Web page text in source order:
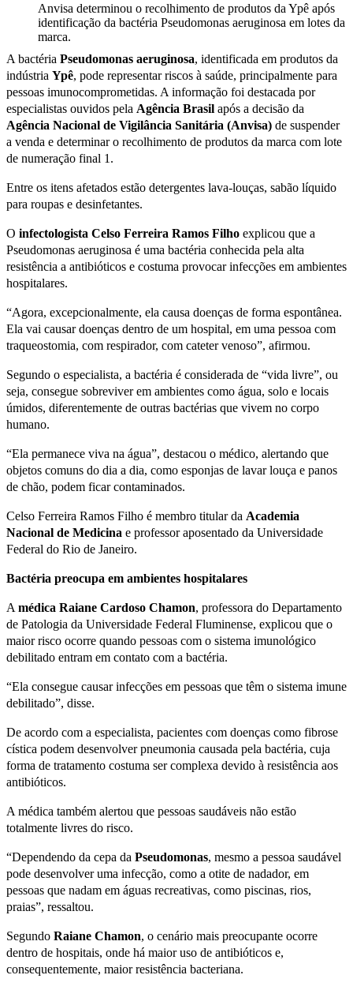
Anvisa determinou o recolhimento de produtos da Ypê após
identificação da bactéria Pseudomonas aeruginosa em lotes da
marca.
A bactéria Pseudomonas aeruginosa, identificada em produtos da
indústria Ypê, pode representar riscos à saúde, principalmente para
pessoas imunocomprometidas. A informação foi destacada por
especialistas ouvidos pela Agência Brasil após a decisão da
Agência Nacional de Vigilância Sanitária (Anvisa) de suspender
a venda e determinar o recolhimento de produtos da marca com lote
de numeração final 1.
Entre os itens afetados estão detergentes lava-louças, sabão líquido
para roupas e desinfetantes.
O infectologista Celso Ferreira Ramos Filho explicou que a
Pseudomonas aeruginosa é uma bactéria conhecida pela alta
resistência a antibióticos e costuma provocar infecções em ambientes
hospitalares.
“Agora, excepcionalmente, ela causa doenças de forma espontânea.
Ela vai causar doenças dentro de um hospital, em uma pessoa com
traqueostomia, com respirador, com cateter venoso”, afirmou.
Segundo o especialista, a bactéria é considerada de “vida livre”, ou
seja, consegue sobreviver em ambientes como água, solo e locais
úmidos, diferentemente de outras bactérias que vivem no corpo
humano.
“Ela permanece viva na água”, destacou o médico, alertando que
objetos comuns do dia a dia, como esponjas de lavar louça e panos
de chão, podem ficar contaminados.
Celso Ferreira Ramos Filho é membro titular da Academia
Nacional de Medicina e professor aposentado da Universidade
Federal do Rio de Janeiro.
Bactéria preocupa em ambientes hospitalares
A médica Raiane Cardoso Chamon, professora do Departamento
de Patologia da Universidade Federal Fluminense, explicou que o
maior risco ocorre quando pessoas com o sistema imunológico
debilitado entram em contato com a bactéria.
“Ela consegue causar infecções em pessoas que têm o sistema imune
debilitado”, disse.
De acordo com a especialista, pacientes com doenças como fibrose
cística podem desenvolver pneumonia causada pela bactéria, cuja
forma de tratamento costuma ser complexa devido à resistência aos
antibióticos.
A médica também alertou que pessoas saudáveis não estão
totalmente livres do risco.
“Dependendo da cepa da Pseudomonas, mesmo a pessoa saudável
pode desenvolver uma infecção, como a otite de nadador, em
pessoas que nadam em águas recreativas, como piscinas, rios,
praias”, ressaltou.
Segundo Raiane Chamon, o cenário mais preocupante ocorre
dentro de hospitais, onde há maior uso de antibióticos e,
consequentemente, maior resistência bacteriana.